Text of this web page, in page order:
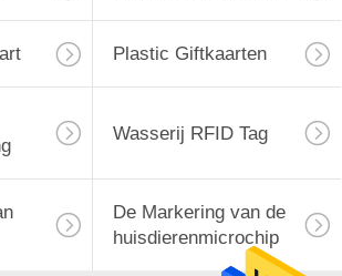
Plastic Giftkaarten
Wasserij RFID Tag
De Markering van de
huisdierenmicrochip